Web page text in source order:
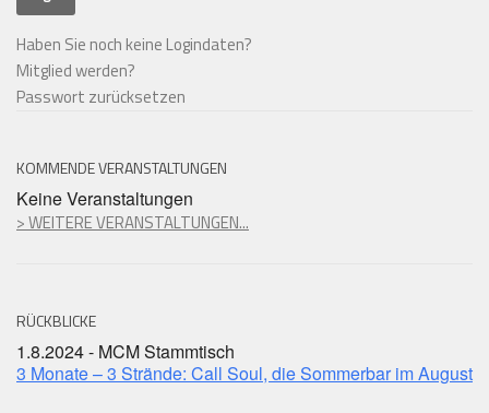
Haben Sie noch keine Logindaten?
Mitglied werden?
Passwort zurücksetzen
KOMMENDE VERANSTALTUNGEN
Keine Veranstaltungen
> WEITERE VERANSTALTUNGEN...
RÜCKBLICKE
1.8.2024 - MCM Stammtisch
3 Monate – 3 Strände: Call Soul, die Sommerbar im August